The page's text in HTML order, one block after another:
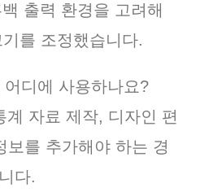
출력 환경을 고려해
를 조정했습니다.
디에 사용하나요?
자료 제작, 디자인 편
보를 추가해야 하는 경
다.